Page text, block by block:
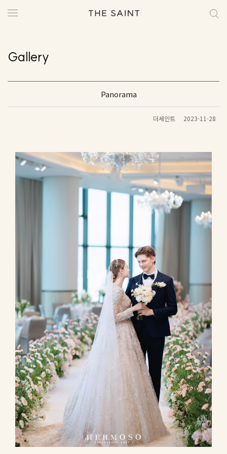
Gallery
Panorama
더세인트 2023-11-28